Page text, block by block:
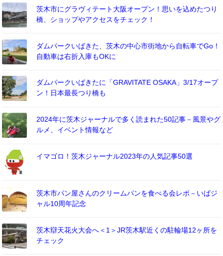
茨木市にグラヴィテート大阪オープン！思いを込めたつり
橋、ショップやアクセスをチェック！
ダムパークいばきた、茨木の中心市街地から自転車でGo！
自動車は右折入庫もOKに
ダムパークいばきたに「GRAVITATE OSAKA」3/17オープ
ン！日本最長つり橋も
2024年に茨木ジャーナルで多く読まれた50記事－風景やグ
ルメ、イベント情報など
イマゴロ！茨木ジャーナル2023年の人気記事50選
茨木市パン屋さんのクリームパンを食べる会レポ－いばジ
ャル10周年記念
茨木辯天花火大会へ＜1＞JR茨木駅近くの駐輪場12ヶ所を
チェック